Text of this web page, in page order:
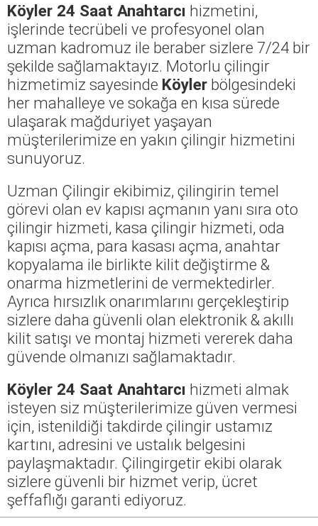
Köyler 24 Saat Anahtarcı hizmetini,
işlerinde tecrübeli ve profesyonel olan
uzman kadromuz ile beraber sizlere 7/24 bir
şekilde sağlamaktayız. Motorlu çilingir
hizmetimiz sayesinde Köyler bölgesindeki
her mahalleye ve sokağa en kısa sürede
ulaşarak mağduriyet yaşayan
müşterilerimize en yakın çilingir hizmetini
sunuyoruz.
Uzman Çilingir ekibimiz, çilingirin temel
görevi olan ev kapısı açmanın yanı sıra oto
çilingir hizmeti, kasa çilingir hizmeti, oda
kapısı açma, para kasası açma, anahtar
kopyalama ile birlikte kilit değiştirme &
onarma hizmetlerini de vermektedirler.
Ayrıca hırsızlık onarımlarını gerçekleştirip
sizlere daha güvenli olan elektronik & akıllı
kilit satışı ve montaj hizmeti vererek daha
güvende olmanızı sağlamaktadır.
Köyler 24 Saat Anahtarcı hizmeti almak
isteyen siz müşterilerimize güven vermesi
için, istenildiği takdirde çilingir ustamız
kartını, adresini ve ustalık belgesini
paylaşmaktadır. Çilingirgetir ekibi olarak
sizlere güvenli bir hizmet verip, ücret
şeffaflığı garanti ediyoruz.